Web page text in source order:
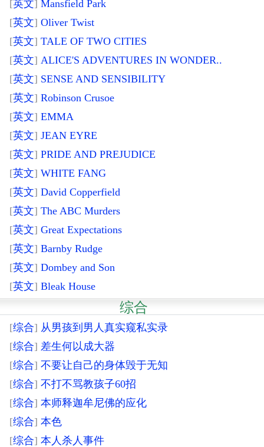
[英文] Mansfield Park
[英文] Oliver Twist
[英文] TALE OF TWO CITIES
[英文] ALICE'S ADVENTURES IN WONDER..
[英文] SENSE AND SENSIBILITY
[英文] Robinson Crusoe
[英文] EMMA
[英文] JEAN EYRE
[英文] PRIDE AND PREJUDICE
[英文] WHITE FANG
[英文] David Copperfield
[英文] The ABC Murders
[英文] Great Expectations
[英文] Barnby Rudge
[英文] Dombey and Son
[英文] Bleak House
综合
[综合] 从男孩到男人真实窥私实录
[综合] 差生何以成大器
[综合] 不要让自己的身体毁于无知
[综合] 不打不骂教孩子60招
[综合] 本师释迦牟尼佛的应化
[综合] 本色
[综合] 本人杀人事件